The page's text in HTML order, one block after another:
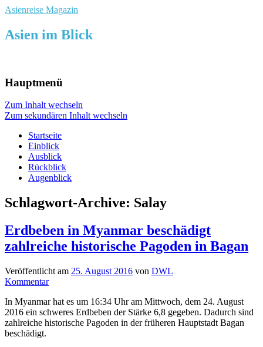
Asienreise Magazin
Asien im Blick
Hauptmenü
Zum Inhalt wechseln
Zum sekundären Inhalt wechseln
Startseite
Einblick
Ausblick
Rückblick
Augenblick
Schlagwort-Archive: Salay
Erdbeben in Myanmar beschädigt
zahlreiche historische Pagoden in Bagan
Veröffentlicht am 25. August 2016 von DWL
Kommentar
In Myanmar hat es um 16:34 Uhr am Mittwoch, dem 24. August
2016 ein schweres Erdbeben der Stärke 6,8 gegeben. Dadurch sind
zahlreiche historische Pagoden in der früheren Hauptstadt Bagan
beschädigt.